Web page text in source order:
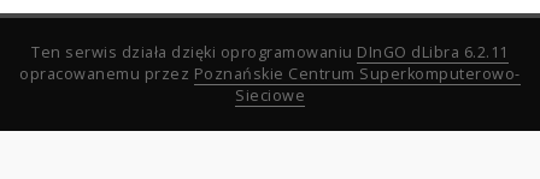
Ten serwis działa dzięki oprogramowaniu DInGO dLibra 6.2.11
opracowanemu przez Poznańskie Centrum Superkomputerowo-
Sieciowe